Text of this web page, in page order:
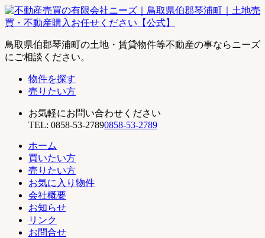
不
動
鳥取県伯郡琴浦町の土地・賃貸物件等不動産の事ならニーズ
にご相談ください。
物件を探す
売りたい方
お気軽にお問い合わせください
TEL: 0858-53-27890858-53-2789
ホーム
買いたい方
売りたい方
お気に入り物件
会社概要
お知らせ
リンク
お問合せ